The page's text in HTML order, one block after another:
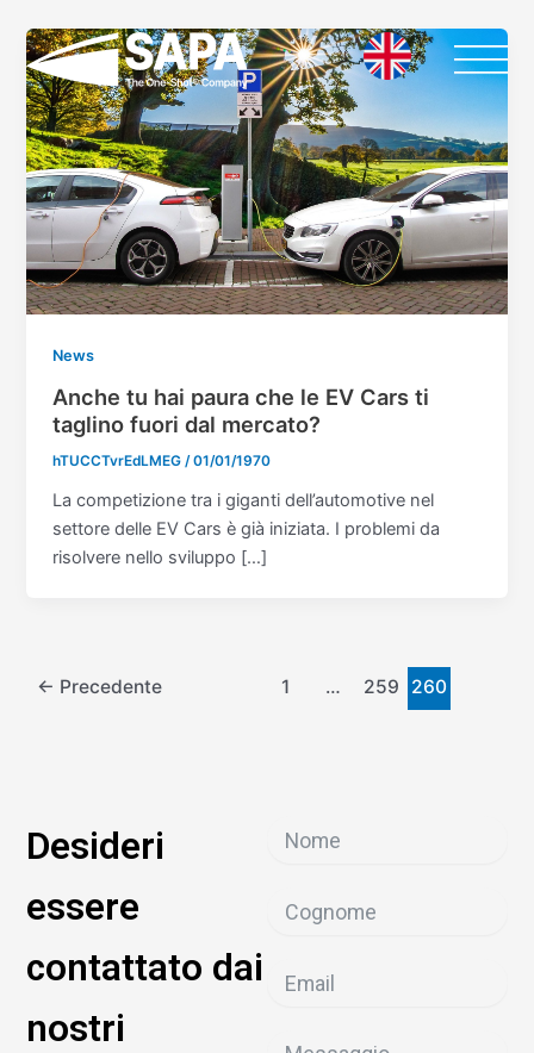
contenuto
News
Anche tu hai paura che le EV Cars ti
taglino fuori dal mercato?
hTUCCTvrEdLMEG/01/01/1970
La competizione tra i giganti dell’automotive nel
settore delle EV Cars è già iniziata. I problemi da
risolvere nello sviluppo […]
articoli
← Precedente 1 … 259 260
Desideri
essere
contattato dai
nostri